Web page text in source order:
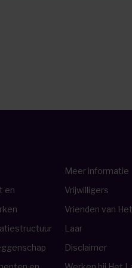
en
Meer informatie
Vrijwilligers
Vrienden van Het
Laar
Disclaimer